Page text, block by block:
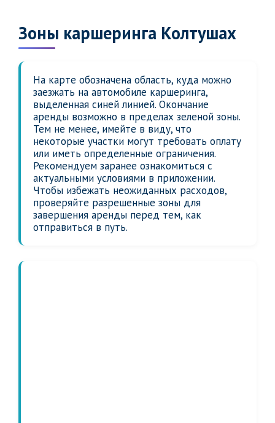
Зоны каршеринга Колтушах
На карте обозначена область, куда можно
заезжать на автомобиле каршеринга,
выделенная синей линией. Окончание
аренды возможно в пределах зеленой зоны.
Тем не менее, имейте в виду, что
некоторые участки могут требовать оплату
или иметь определенные ограничения.
Рекомендуем заранее ознакомиться с
актуальными условиями в приложении.
Чтобы избежать неожиданных расходов,
проверяйте разрешенные зоны для
завершения аренды перед тем, как
отправиться в путь.